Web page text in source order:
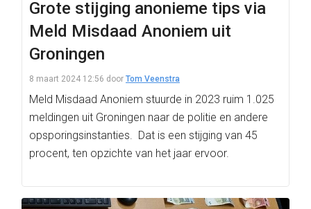
Grote stijging anonieme tips via
Meld Misdaad Anoniem uit
Groningen
8 maart 2024 12:56 door Tom Veenstra
Meld Misdaad Anoniem stuurde in 2023 ruim 1.025
meldingen uit Groningen naar de politie en andere
opsporingsinstanties. Dat is een stijging van 45
procent, ten opzichte van het jaar ervoor.